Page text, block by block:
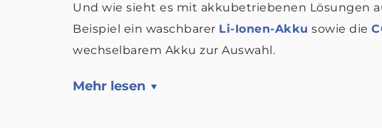
Und wie sieht es mit akkubetriebenen Lösungen
Beispiel ein waschbarer Li-Ionen-Akku sowie die
wechselbarem Akku zur Auswahl.
Mehr lesen